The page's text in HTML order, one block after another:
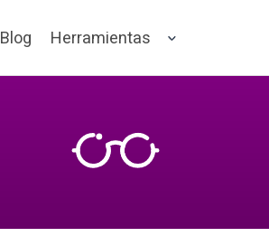
Blog Herramientas